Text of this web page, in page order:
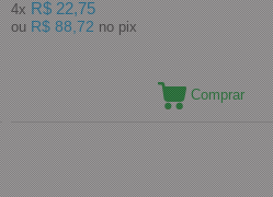
4x R$ 22,75
ou R$ 88,72 no pix
Comprar